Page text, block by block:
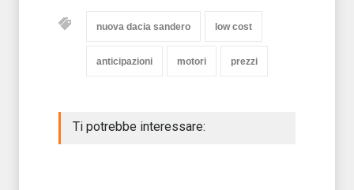
nuova dacia sandero low cost
anticipazioni motori prezzi
Ti potrebbe interessare: